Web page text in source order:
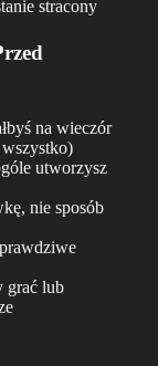
stracony
na wieczór
utworzysz
nie sposób
grać lub